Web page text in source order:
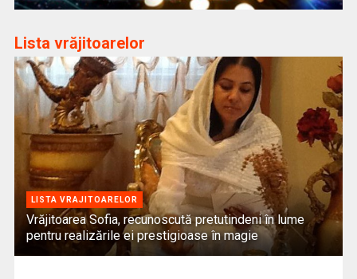
Lista vrăjitoarelor
LISTA VRAJITOARELOR
Vrăjitoarea Sofia, recunoscută pretutindeni în lume
pentru realizările ei prestigioase în magie